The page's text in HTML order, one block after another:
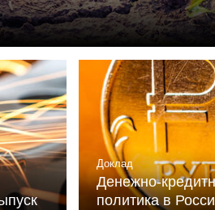
союзом
России» (при ИНП
Мельниченко.
Доклад
Денежно-
политика в